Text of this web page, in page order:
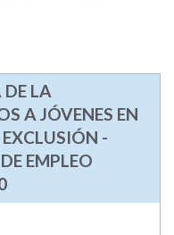
LA
A JÓVENES EN
-
EMPLEO